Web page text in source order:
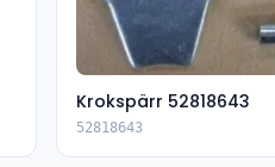
Krokspärr 52818643
52818643